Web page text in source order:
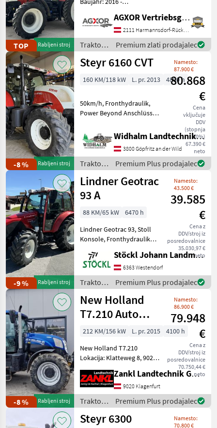
TOP Rabljeni stroj
PS Normalleistung und 154
PS geboostet - Stufenloses
Getriebe 50 km/h Eco mit
1750 Motor
AGXOR Vertriebsgesellschaft Ost GmbH
2111 Harmannsdorf-Rückersdorf
Traktor /
Steyr
Premium zlati prodajalec
-8 % Rabljeni stroj
Steyr 6160 CVT
Namesto:
87.900 €
80.868
€
Cena
vključuje
DDV
(stopnja
20%)
67.390 €
neto
160 KM/118 kW L. pr. 2013 4800 h
50km/h, Fronthydraulik,
Power Beyond Anschlüsse,
Druckluftbremse, gefederte
Kabine, gefederte
Vorderachse, LS Pumpe,
stufenloses Getriebe, K80,
au
Widhalm Landtechnik GmbH
3800 Göpfritz an der Wild
Traktor /
Steyr
Premium Plus prodajalec
-9 % Rabljeni stroj
Lindner Geotrac
93 A
Namesto:
43.500 €
39.585
€
Cena z
DDV/stroj iz
posredovalnice
35.030,97 €
neto
88 KM/65 kW
6470 h
Lindner Geotrac 93, Stoll
Konsole, Fronthydraulik
hydraulische
Frontgeräteentlastung,
hydraulisches Bremsventil,
Kundendienst durchgeführt
Kupplu
Stöckl Johann Landmaschinen GesmbH & Co KG
6363 Westendorf
Traktor /
Lindner
Premium Plus prodajalec
-8 % Rabljeni stroj
New Holland
T7.210 Auto
Command
Namesto:
86.900 €
79.948
€
Cena z
DDV/stroj iz
posredovalnice
70.750,44 €
neto
212 KM/156 kW L. pr. 2015
4100 h
New Holland T7.210
Lokacija: Klatteweg 8, 9020
2015 - približno 4.100
obratovalnih ur - 212 PS –
šestvaljni motor - Kabina s
klimatsko
Zankl Landtechnik GmbH
9020 Klagenfurt
Traktor /
New
Holland
Premium Plus prodajalec
Steyr 6300
Namesto:
70.800 €